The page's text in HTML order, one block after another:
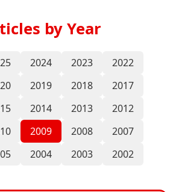
by Year
2024 2023
2022
2019 2018
2017
2014 2013
2012
2009 2008
2007
2004 2003 2002